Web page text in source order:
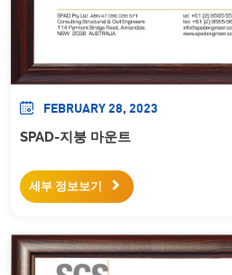
FEBRUARY 28, 2023
SPAD-지붕 마운트
세부 정보보기